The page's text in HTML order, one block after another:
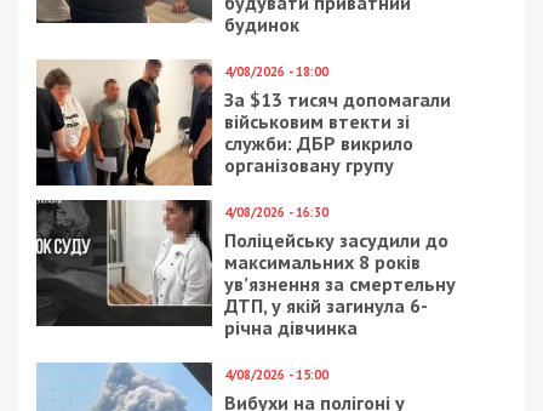
сковорода. Сначала приготовьте в ней
овощи – лук, морковь, помидоры, а
затем прямо туда всыпьте макароны и
добавляйте воды. Не переживайте –
ничего вы не испортите, просто
получите еще одну разновидность
этого популярного блюда. Которое
выручает нас обычно тогда, когда мы
совсем устали или у нас ноль времени.
Отделить желтки от белков поможет
обычная пластиковая бутылка. Просто
разбейте яйцо в миску, а потом втяните
желток горлышком, сначала сжав
бутылку, а потом медленно отпуская.
Это сэкономит массу времени и нервов.